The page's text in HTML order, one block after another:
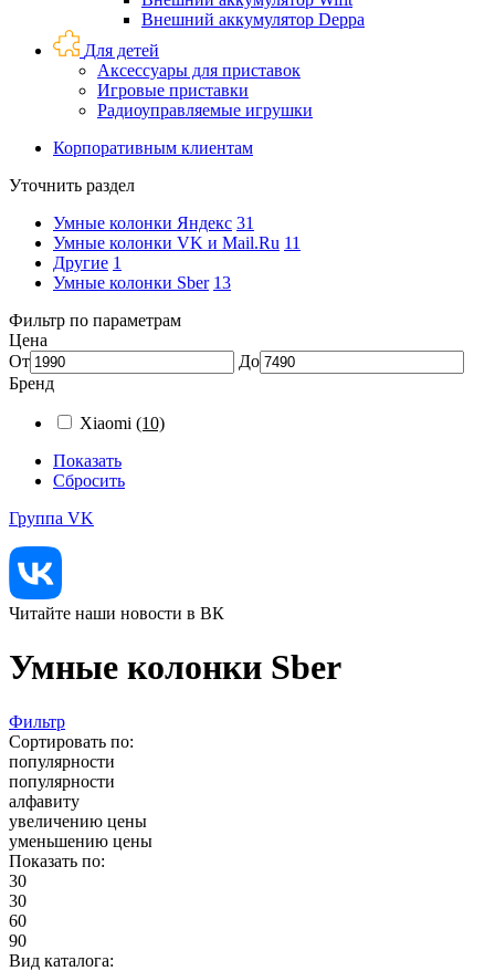
Внешний аккумулятор Deppa
Для детей
Аксессуары для приставок
Игровые приставки
Радиоуправляемые игрушки
Корпоративным клиентам
Уточнить раздел
Умные колонки Яндекс 31
Умные колонки VK и Mail.Ru 11
Другие 1
Умные колонки Sber 13
Фильтр по параметрам
Цена
От
До
Бренд
Xiaomi (10)
Показать
Сбросить
Группа VK
Читайте наши новости в ВК
Умные колонки Sber
Фильтр
Сортировать по:
популярности
популярности
алфавиту
увеличению цены
уменьшению цены
Показать по:
30
30
60
90
Вид каталога: